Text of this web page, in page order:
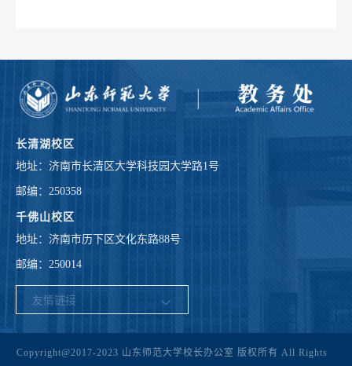
长清湖校区
地址：济南市长清区大学科技园大学路1号
邮编：250358
千佛山校区
地址：济南市历下区文化东路88号
邮编：250014
Copyright@2017-2023 山东师范大学校长办公室 版权所有 All Rights